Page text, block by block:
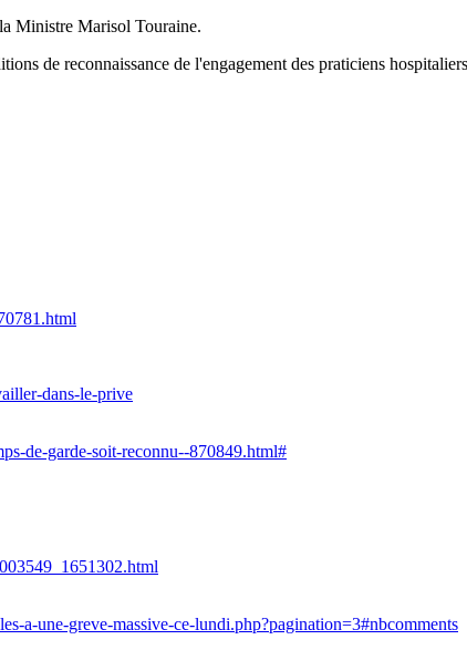
Ministre Marisol Touraine.
de reconnaissance de l'engagement des praticiens
dans-le-prive
de-garde-soit-reconnu--870849.html#
a-une-greve-massive-ce-lundi.php?pagination=3#nbcomments